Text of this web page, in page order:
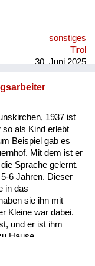
das dortsonstiges
Tirol
30. Juni 2025
1937 ist
als Kind erlebt
Beispiel gab es
Mit dem ist er
Sprache gelernt.
6 Jahren. Dieser
in das
sie ihn mit
Kleine war dabei.
und er ist ihm
Hause